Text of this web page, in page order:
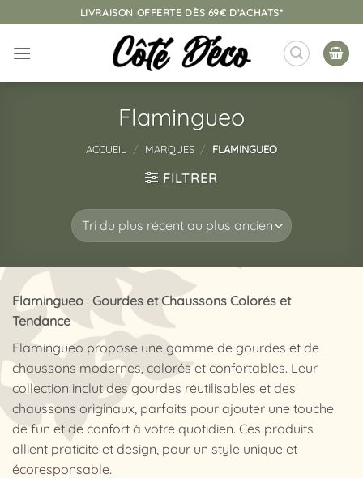
au
contenu
LIVRAISON OFFERTE DÈS 69€ D'ACHATS*
Flamingueo
ACCUEIL / MARQUES / FLAMINGUEO
FILTRER
Flamingueo : Gourdes et Chaussons Colorés et
Tendance
Flamingueo propose une gamme de gourdes et de
chaussons modernes, colorés et confortables. Leur
collection inclut des gourdes réutilisables et des
chaussons originaux, parfaits pour ajouter une touche
de fun et de confort à votre quotidien. Ces produits
allient praticité et design, pour un style unique et
écoresponsable.